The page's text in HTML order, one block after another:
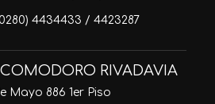
4434433 / 4423287
RIVADAVIA
Mayo 886 1er Piso